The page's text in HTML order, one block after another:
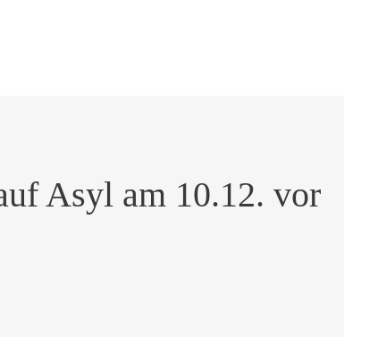
Asyl am 10.12. vor